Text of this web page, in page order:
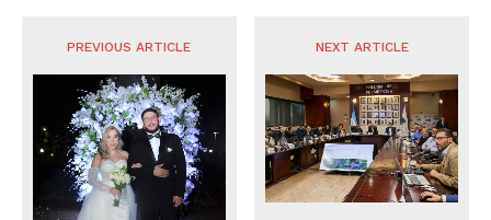
PREVIOUS ARTICLE NEXT ARTICLE